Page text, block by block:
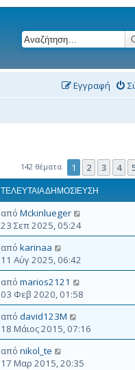
Εγγραφή
142 θέματα 1 2 3 4
ΤΕΛΕΥΤΑΊΑ ΔΗΜΟΣΊΕΥΣΗ
από Mckinlueger
23 Σεπ 2025, 05:24
από karinaa
11 Αύγ 2025, 06:42
από marios2121
03 Φεβ 2020, 01:58
από david123M
18 Μάιος 2015, 07:16
από nikol_te
17 Μαρ 2015, 20:35